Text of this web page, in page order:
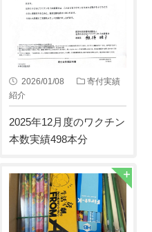
2026/01/08
寄付実績
紹介
2025年12月度のワクチン
本数実績498本分